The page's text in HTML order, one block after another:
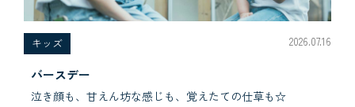
キッズ 2026.07.16
バースデー
泣き顔も、甘えん坊な感じも、覚えたての仕草も☆